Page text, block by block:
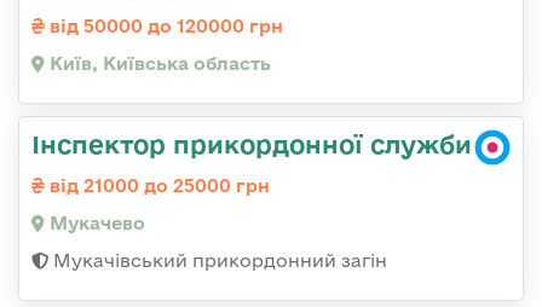
від 50000 до 120000 грн
Київ, Київська область
Інспектор прикордонної служби
від 21000 до 25000 грн
Мукачево
Мукачівський прикордонний загін